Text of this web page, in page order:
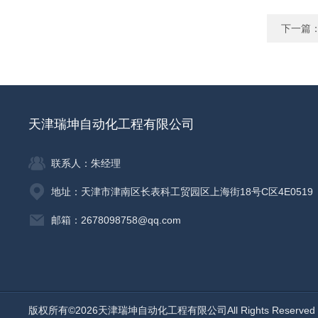
下一篇
天津瑞坤自动化工程有限公司
联系人：朱经理
地址：天津市津南区长表科工贸园区上海街18号C区4E0519
邮箱：2678098758@qq.com
版权所有©2026天津瑞坤自动化工程有限公司All Rights